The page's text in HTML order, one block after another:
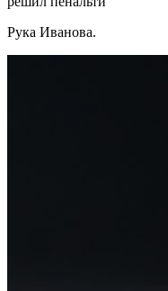
Рука Иванова.